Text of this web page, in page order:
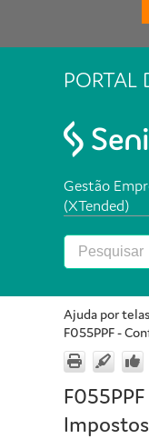
PORTAL
Gestão
(XTended)
Ajuda por telas
F055PPF -